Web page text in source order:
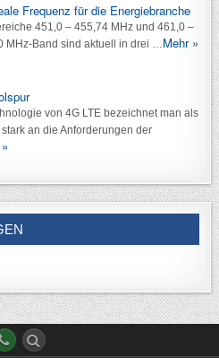
Frequenz für die Energiebranche
451,0 – 455,74 MHz und 461,0 –
MHz-Band sind aktuell in drei … Mehr »
von 4G LTE bezeichnet man als
an die Anforderungen der